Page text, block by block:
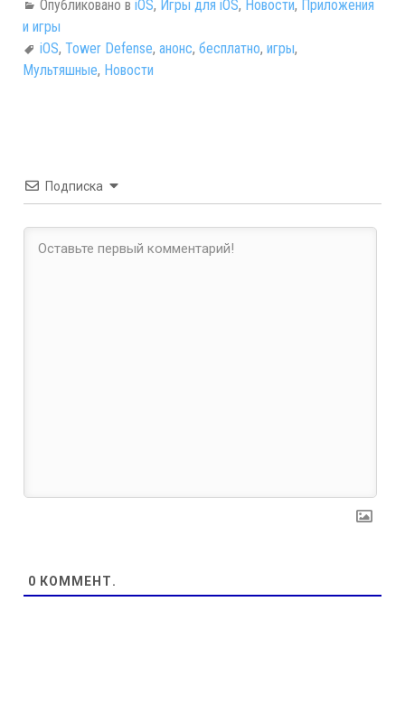
Опубликовано в iOS, Игры для iOS, Новости, Приложения
и игры
iOS, Tower Defense, анонс, бесплатно, игры,
Мультяшные, Новости
Подписка
0 КОММЕНТ.